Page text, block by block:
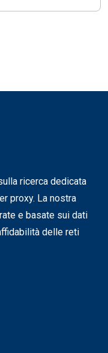
ricerca dedicata
proxy. La nostra
e basate sui dati
delle reti